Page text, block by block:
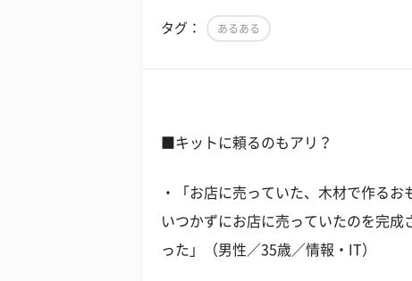
タグ： あるある
■キットに頼るのもアリ？
・「お店に売っていた、木材で作る
いつかずにお店に売っていたのを完
った」（男性／35歳／情報・IT）